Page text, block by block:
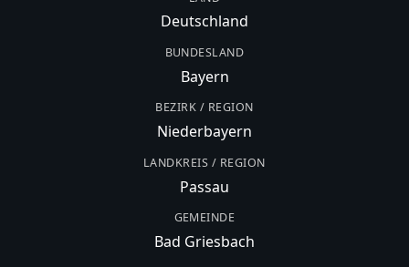
Deutschland
BUNDESLAND
Bayern
BEZIRK / REGION
Niederbayern
LANDKREIS / REGION
Passau
GEMEINDE
Bad Griesbach